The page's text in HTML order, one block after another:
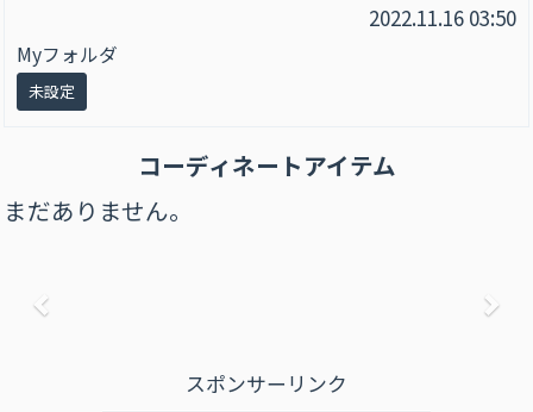
2022.11.16 03:50
Myフォルダ
未設定
コーディネートアイテム
まだありません。
スポンサーリンク